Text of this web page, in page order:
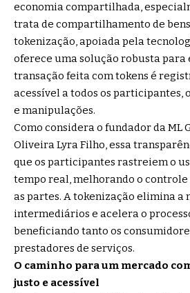
economia compartilhada,
trata de compartilhamento de
tokenização, apoiada pela
oferece uma solução robusta para
transação feita com tokens é
acessível a todos os participantes,
e manipulações.
Como considera o fundador da ML
Oliveira Lyra Filho, essa
que os participantes rastreiem o
tempo real, melhorando o controle
as partes. A tokenização elimina a
intermediários e acelera o
beneficiando tanto os
prestadores de serviços.
O caminho para um mercado
justo e acessível